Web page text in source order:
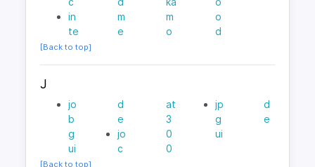
in
te
m
e
m
o
o
d
[Back to top]
J
jo
b
g
ui
d
e
jo
c
at
3
0
0
jp
g
ui
d
e
[Back to top]